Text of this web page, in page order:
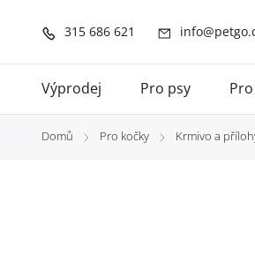
315 686 621
Výprodej Pro psy
Domů / Pro kočky / Krmivo a